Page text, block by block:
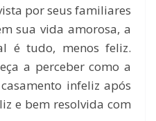
por seus familiares
sua vida amorosa, a
é tudo, menos feliz.
a perceber como a
infeliz após
e bem resolvida com